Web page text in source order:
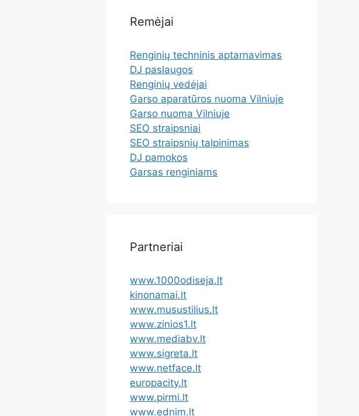
Remėjai
Renginių techninis aptarnavimas
DJ paslaugos
Renginių vedėjai
Garso aparatūros nuoma Vilniuje
Garso nuoma Vilniuje
SEO straipsniai
SEO straipsnių talpinimas
DJ pamokos
Garsas renginiams
Partneriai
www.1000odiseja.lt
kinonamai.lt
www.musustilius.lt
www.zinios1.lt
www.mediabv.lt
www.sigreta.lt
www.netface.lt
europacity.lt
www.pirmi.lt
www.ednim.lt